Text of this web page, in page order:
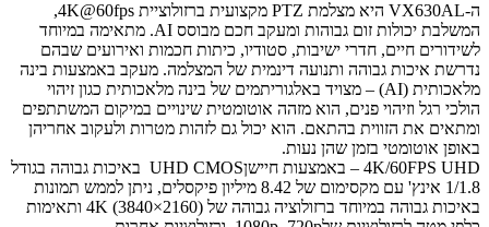
ה‑VX630AL היא מצלמת PTZ מקצועית ברזולוציית 4K@60fps,
המשלבת יכולות זום גבוהות ומעקב חכם מבוסס AI. מתאימה במיוחד
לשידורים חיים, חדרי ישיבות, סטודיו, כיתות חכמות ואירועים שבהם
נדרשת איכות גבוהה ותנועה דינמית של המצלמה. מעקב באמצעות בינה
מלאכותית (AI) – מצויד באלגוריתמים של בינה מלאכותית כגון זיהוי
הולכי רגל וזיהוי פנים, הוא מזהה אוטומטית שינויים במיקום המשתתפים
ומתאים את הזווית בהתאם. הוא יכול גם לזהות מטרות ולעקוב אחריהן
באופן אוטומטי בזמן שהן נעות.
4K/60FPS UHD – באמצעות חיישןUHD CMOS באיכות גבוהה בגודל
1/1.8 אינץ' עם מקסימום של 8.42 מיליון פיקסלים, ניתן לממש תמונות
באיכות גבוהה במיוחד ברזולוציה גבוהה של 4K (3840×2160) ותאימות